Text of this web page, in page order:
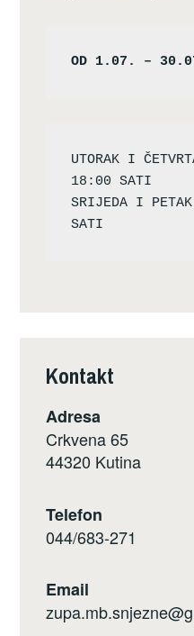
OD 1.07. –
UTORAK I
18:00 SATI
SRIJEDA I
Kontakt
Adresa
Crkvena 65
44320 Kutina
Telefon
044/683-271
Email